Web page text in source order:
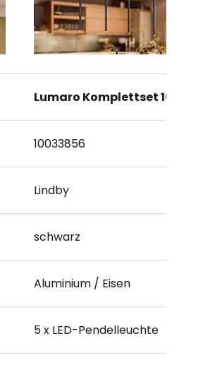
Lumaro Komplettset 10 Teile
10033856
Lindby
schwarz
Aluminium / Eisen
5 x LED-Pendelleuchte